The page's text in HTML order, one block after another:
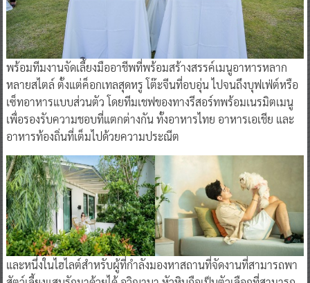
พร้อมทีมงานจัดเลี้ยงมืออาชีพที่พร้อมสร้างสรรค์เมนูอาหารหลาก
หลายสไตล์ ตั้งแต่ค็อกเทลสุดหรู โต๊ะจีนที่อบอุ่น ไปจนถึงบุฟเฟ่ต์หรือ
เซ็ทอาหารแบบส่วนตัว โดยทีมเชฟของทางรีสอร์ทพร้อมเนรมิตเมนู
เพื่อรองรับความชอบที่แตกต่างกัน ทั้งอาหารไทย อาหารเอเชีย และ
อาหารท้องถิ่นที่เต็มไปด้วยความประณีต
และหนึ่งในไฮไลต์สำหรับผู้ที่กำลังมองหาสถานที่จัดงานที่สามารถพา
สัตว์เลี้ยงแสนรักมาด้วยได้ อวิญานา หัวหินถือเป็นตัวเลือกที่สามารถ
โจทย์ไลฟ์สไตล์คนรักสัตว์ เพราะเป็นรีสอร์ท Pet-friendly ที่นี้มีห้อง